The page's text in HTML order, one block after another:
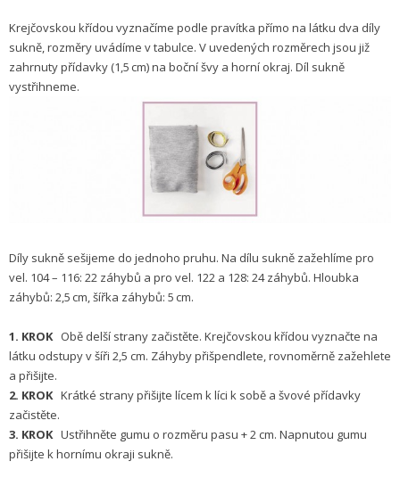
Krejčovskou křídou vyznačíme podle pravítka přímo na látku dva díly
sukně, rozměry uvádíme v tabulce. V uvedených rozměrech jsou již
zahrnuty přídavky (1,5 cm) na boční švy a horní okraj. Díl sukně
vystřihneme.
Díly sukně sešijeme do jednoho pruhu. Na dílu sukně zažehlíme pro
vel. 104 – 116: 22 záhybů a pro vel. 122 a 128: 24 záhybů. Hloubka
záhybů: 2,5 cm, šířka záhybů: 5 cm.
1. KROK Obě delší strany začistěte. Krejčovskou křídou vyznačte na
látku odstupy v šíři 2,5 cm. Záhyby přišpendlete, rovnoměrně zažehlete
a přišijte.
2. KROK Krátké strany přišijte lícem k líci k sobě a švové přídavky
začistěte.
3. KROK Ustřihněte gumu o rozměru pasu + 2 cm. Napnutou gumu
přišijte k hornímu okraji sukně.